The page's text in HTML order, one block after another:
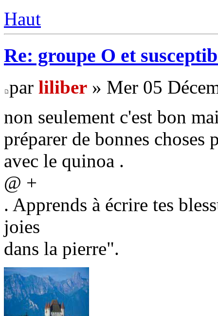
Haut
Re: groupe O et
par liliber » Mer 05
non seulement c'est bon
préparer de bonnes
avec le quinoa .
@ +
. Apprends à écrire tes
joies
dans la pierre".